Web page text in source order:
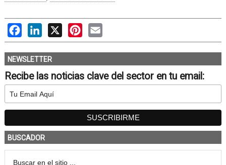
FacebookLinkedIn
X PinterestEmail
NEWSLETTER
Recibe las noticias clave del sector en tu email:
BUSCADOR